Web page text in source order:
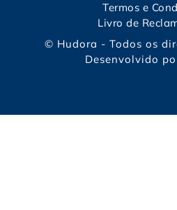
Termos e
Livro de
© Hudora - Todos os
Desenvolvido